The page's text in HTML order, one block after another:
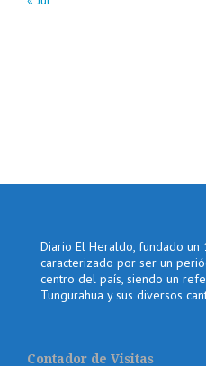
Diario El Heraldo, fundado
caracterizado por ser un
centro del país, siendo un
Tungurahua y sus diversos
Contador de Visitas